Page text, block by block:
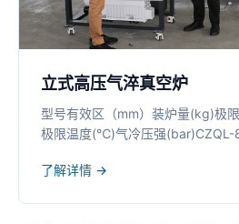
立式高压气淬真空炉
型号有效区（mm）装炉量(kg)极
极限温度(℃)气冷压强
了解详情 →